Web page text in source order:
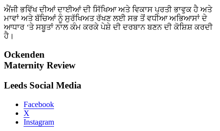
ਐਂਜੀ ਭਵਿੱਖ ਦੀਆਂ ਦਾਈਆਂ ਦੀ ਸਿੱਖਿਆ ਅਤੇ ਵਿਕਾਸ ਪ੍ਰਤੀ ਭਾਵੁਕ ਹੈ ਅਤੇ
ਮਾਵਾਂ ਅਤੇ ਬੱਚਿਆਂ ਨੂੰ ਸੁਰੱਖਿਅਤ ਰੱਖਣ ਲਈ ਸਭ ਤੋਂ ਵਧੀਆ ਅਭਿਆਸਾਂ ਦੇ
ਆਧਾਰ ‘ਤੇ ਸਬੂਤਾਂ ਨਾਲ ਕੰਮ ਕਰਕੇ ਪੇਸ਼ੇ ਦੀ ਦਰਬਾਨ ਬਣਨ ਦੀ ਕੋਸ਼ਿਸ਼ ਕਰਦੀ
ਹੈ।
Ockenden
Maternity Review
Leeds Social Media
Facebook
X
Instagram